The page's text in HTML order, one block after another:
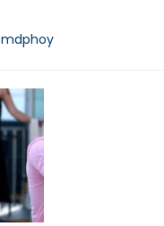
mdphoy